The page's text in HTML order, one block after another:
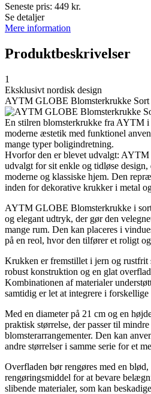
Seneste pris: 449 kr.
Se detaljer
Mere information
Produktbeskrivelser
1
Eksklusivt nordisk design
AYTM GLOBE Blomsterkrukke
En stilren blomsterkrukke fra AYTM
moderne æstetik med funktionel
mange typer boligindretning.
Hvorfor den er blevet udvalgt:
udvalgt for sit enkle og tidløse
moderne og klassiske hjem. Den
inden for dekorative krukker i metal
AYTM GLOBE Blomsterkrukke i
og elegant udtryk, der gør den
mange rum. Den kan placeres i
på en reol, hvor den tilfører et roligt
Krukken er fremstillet i jern og rustfrit
robust konstruktion og en glat
Kombinationen af materialer
samtidig er let at integrere i
Med en diameter på 21 cm og en
praktisk størrelse, der passer til
blomsterarrangementer. Den kan
andre størrelser i samme serie for et
Overfladen bør rengøres med en
rengøringsmiddel for at bevare
slibende materialer, som kan